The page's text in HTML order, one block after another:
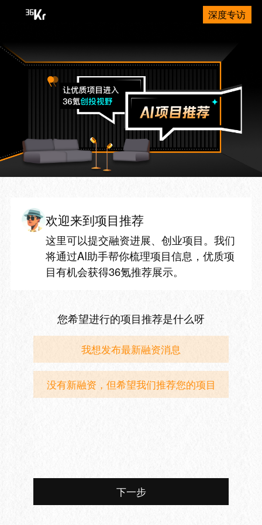
深度专访
欢迎来到项目推荐
这里可以提交融资进展、创业项目。我们
将通过AI助手帮你梳理项目信息，优质项
目有机会获得36氪推荐展示。
您希望进行的项目推荐是什么呀
我想发布最新融资消息
没有新融资，但希望我们推荐您的项目
下一步